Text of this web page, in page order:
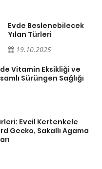
Evde Beslenebilecek
Yılan Türleri
19.10.2025
Vitamin Eksikliği ve
Sürüngen Sağlığı
Evcil Kertenkele
Gecko, Sakallı Agama